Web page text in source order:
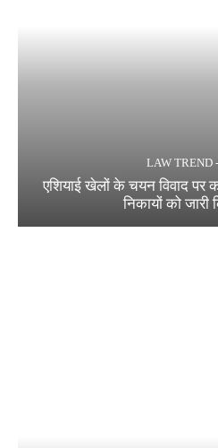
LAW TREND
एशियाई खेलों के चयन विवाद पर
निकायों को जारी